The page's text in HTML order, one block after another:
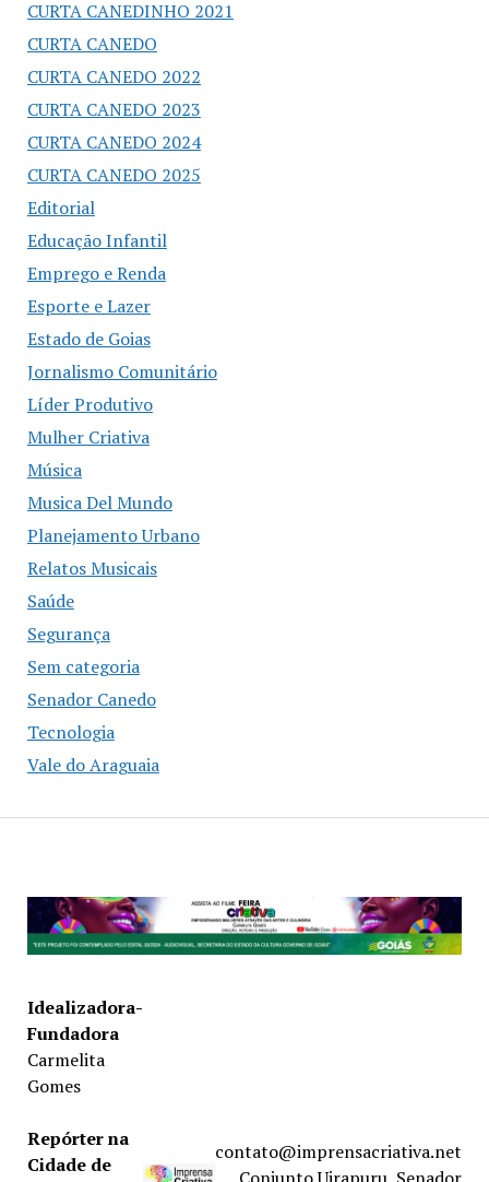
CURTA CANEDINHO 2021
CURTA CANEDO
CURTA CANEDO 2022
CURTA CANEDO 2023
CURTA CANEDO 2024
CURTA CANEDO 2025
Editorial
Educação Infantil
Emprego e Renda
Esporte e Lazer
Estado de Goias
Jornalismo Comunitário
Líder Produtivo
Mulher Criativa
Música
Musica Del Mundo
Planejamento Urbano
Relatos Musicais
Saúde
Segurança
Sem categoria
Senador Canedo
Tecnologia
Vale do Araguaia
Idealizadora-
Fundadora
Carmelita
Gomes
Repórter na
Cidade de
contato@imprensacriativa.net